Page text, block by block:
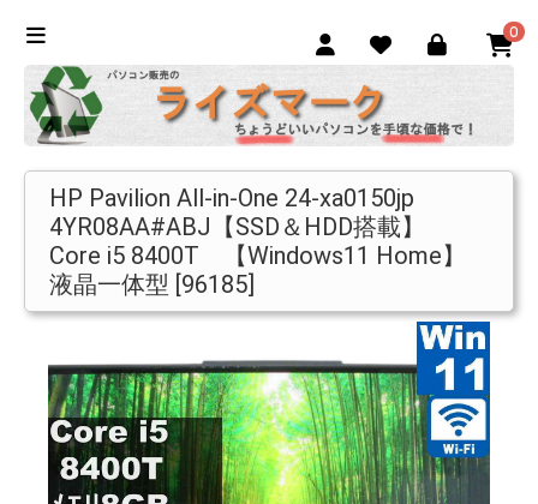
0
HP Pavilion All-in-One 24-xa0150jp
4YR08AA#ABJ【SSD＆HDD搭載】
Core i5 8400T 【Windows11 Home】
液晶一体型 [96185]